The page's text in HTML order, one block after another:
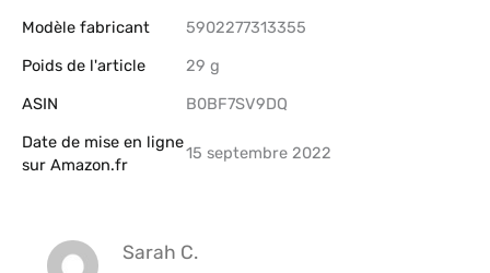
Modèle fabricant
‎5902277313355
Poids de l'article
‎29 g
ASIN
B0BF7SV9DQ
Date de mise en ligne
sur Amazon.fr
15 septembre 2022
Sarah C.